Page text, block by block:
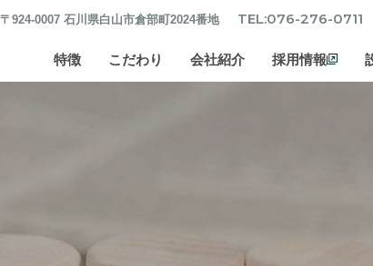
〒924-0007 石川県白山市倉部町2024番地 TEL:076-276-0711
特徴
加工実績
こだわり 会社紹介 採用情報